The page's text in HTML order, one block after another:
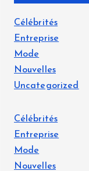
Célébrités
Entreprise
Mode
Nouvelles
Uncategorized
Célébrités
Entreprise
Mode
Nouvelles